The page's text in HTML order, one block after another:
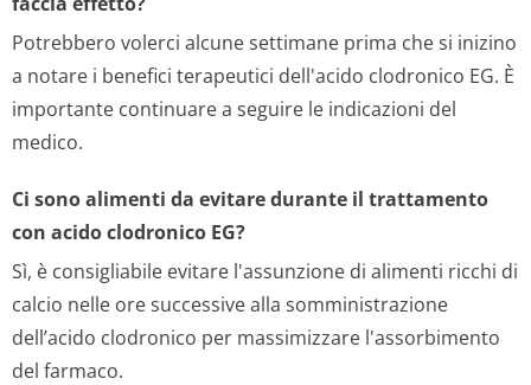
Potrebbero volerci alcune settimane prima che si inizino
a notare i benefici terapeutici dell'acido clodronico EG. È
importante continuare a seguire le indicazioni del
medico.
Ci sono alimenti da evitare durante il trattamento
con acido clodronico EG?
Sì, è consigliabile evitare l'assunzione di alimenti ricchi di
calcio nelle ore successive alla somministrazione
dell’acido clodronico per massimizzare l'assorbimento
del farmaco.